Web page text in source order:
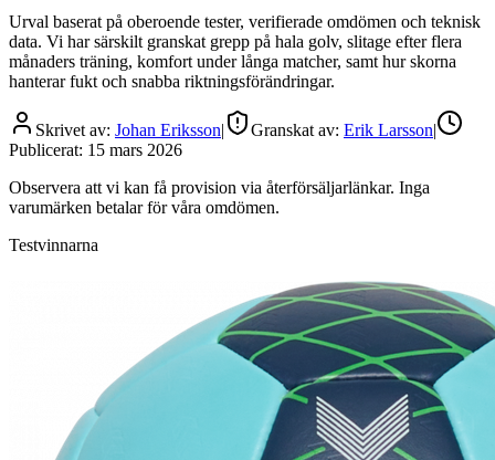
Urval baserat på oberoende tester, verifierade omdömen och teknisk
data. Vi har särskilt granskat grepp på hala golv, slitage efter flera
månaders träning, komfort under långa matcher, samt hur skorna
hanterar fukt och snabba riktningsförändringar.
Skrivet av: Johan Eriksson| Granskat av: Erik Larsson|
Publicerat: 15 mars 2026
Observera att vi kan få provision via återförsäljarlänkar. Inga
varumärken betalar för våra omdömen.
Testvinnarna